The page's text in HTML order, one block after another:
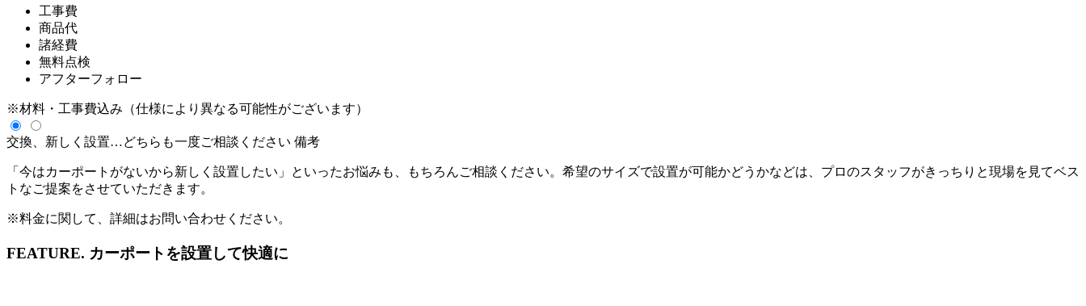
工事費
商品代
諸経費
無料点検
アフターフォロー
※材料・工事費込み（仕様により異なる可能性がございます）
交換、新しく設置…どちらも一度ご相談ください 備考
「今はカーポートがないから新しく設置したい」といったお悩みも、もちろんご相談ください。希望のサイズで設置が可能かどうかなどは、プロのスタッフがきっちりと現場を見てベス
トなご提案をさせていただきます。
※料金に関して、詳細はお問い合わせください。
FEATURE. カーポートを設置して快適に